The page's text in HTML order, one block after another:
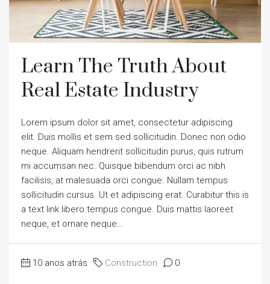
Learn The Truth About
Real Estate Industry
Lorem ipsum dolor sit amet, consectetur adipiscing
elit. Duis mollis et sem sed sollicitudin. Donec non odio
neque. Aliquam hendrerit sollicitudin purus, quis rutrum
mi accumsan nec. Quisque bibendum orci ac nibh
facilisis, at malesuada orci congue. Nullam tempus
sollicitudin cursus. Ut et adipiscing erat. Curabitur this is
a text link libero tempus congue. Duis mattis laoreet
neque, et ornare neque...
10 anos atrás Construction 0